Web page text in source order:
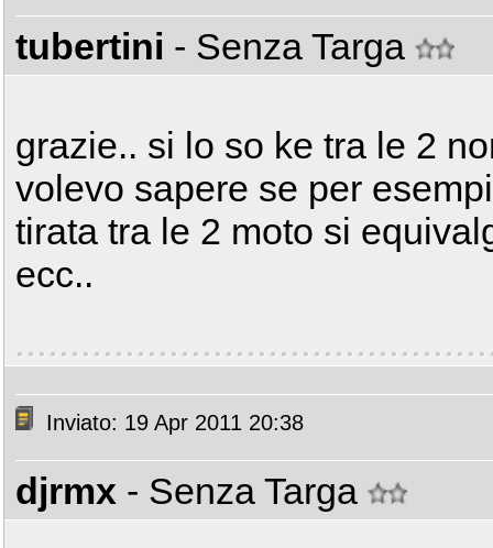
tubertini - Senza Targa
grazie.. si lo so ke tra le 2
volevo sapere se per
tirata tra le 2 moto si
ecc..
Inviato: 19 Apr 2011 20:38
djrmx - Senza Targa